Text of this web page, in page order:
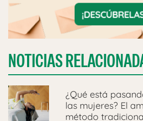
NOTICIAS
¿Qué está
las mujeres? El
método